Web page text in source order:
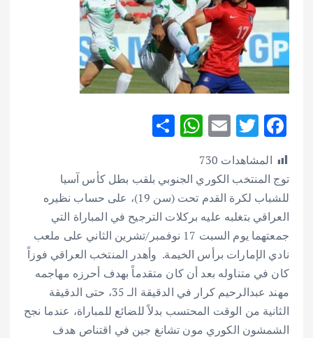
F
ac
e
b
o
o
k
T
w
it
te
r
E
ai
l
W
at
s
A
p
p
ar
e
المشاهدات 730
توج المنتخب الكوري الجنوبي بلقب بطل كأس آسيا
للشباب لكرة القدم تحت (سن 19)، على حساب نظيره
العراقي بتغلبه عليه بركلات الترجيح في المباراة التي
جمعتهما يوم السبت 17 نوفمبر/تشرين الثاني على ملعب
نادي الإمارات برأس الخيمة. وأهدر المنتخب العراقي فوزاً
كان في متناوله بعد أن كان متقدماً بهدف أحرزه مهاجمه
مهند عبدالرحيم كرار في الدقيقة الـ 35، حتى الدقيقة
الثانية من الوقت المحتسب بدلاً للضائع للمباراة، عندما نجح
الشمشون الكوري مون تشانغ جين في اقتناص هدف